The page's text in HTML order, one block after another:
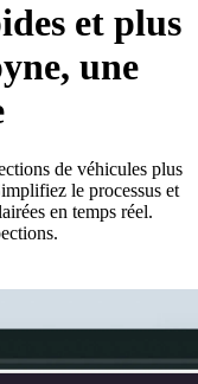
et plus
une
de véhicules plus
le processus et
en temps réel.